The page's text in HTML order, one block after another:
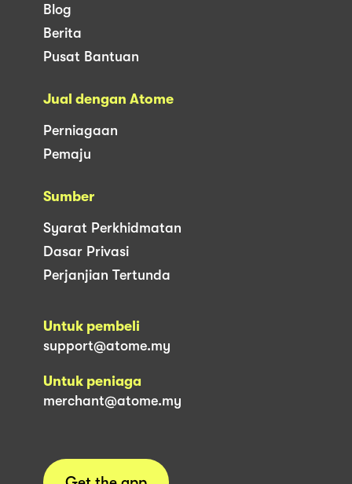
Blog
Berita
Pusat Bantuan
Jual dengan Atome
Perniagaan
Pemaju
Sumber
Syarat Perkhidmatan
Dasar Privasi
Perjanjian Tertunda
Untuk pembeli
support@atome.my
Untuk peniaga
merchant@atome.my